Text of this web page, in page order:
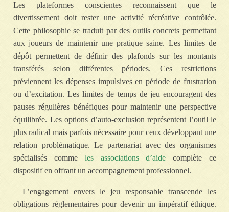
Les plateformes conscientes reconnaissent que le
divertissement doit rester une activité récréative contrôlée.
Cette philosophie se traduit par des outils concrets permettant
aux joueurs de maintenir une pratique saine. Les limites de
dépôt permettent de définir des plafonds sur les montants
transférés selon différentes périodes. Ces restrictions
préviennent les dépenses impulsives en période de frustration
ou d’excitation. Les limites de temps de jeu encouragent des
pauses régulières bénéfiques pour maintenir une perspective
équilibrée. Les options d’auto-exclusion représentent l’outil le
plus radical mais parfois nécessaire pour ceux développant une
relation problématique. Le partenariat avec des organismes
spécialisés comme les associations d’aide complète ce
dispositif en offrant un accompagnement professionnel.
L’engagement envers le jeu responsable transcende les
obligations réglementaires pour devenir un impératif éthique.